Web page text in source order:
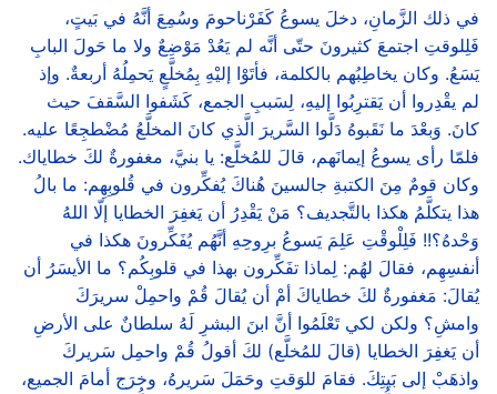
في ذلك الزَّمانِ، دخلَ يسوعُ كَفَرْناحومَ وسُمِعَ أنَّهُ في بَيتٍ،
فَلِلوقتِ اجتمعَ كثيرونَ حتّى أنَّه لم يَعُدْ مَوْضِعٌ ولا ما حَولَ البابِ
يَسَعُ. وكان يخاطِبُهم بالكلمة، فأتَوْا إليْهِ بِمُخلَّعٍ يَحمِلُهُ أربعةٌ. وإذ
لم يقْدِروا أن يَقترِبُوا إليهِ، لِسَببِ الجمع، كَشَفوا السَّقفَ حيث
كانَ. وَبعْدَ ما نَقَبوهُ دَلَّوا السَّريرَ الَّذي كانَ المخلَّعُ مُضْطجِعًا عليه.
فلمّا رأى يسوعُ إيمانَهم، قالَ للمُخلَّع: يا بنيَّ، مغفورةٌ لكَ خطاياك.
وكان قومٌ مِنَ الكتبةِ جالسينَ هُناكَ يُفكِّرون في قُلوبِهِم: ما بالُ
هذا يتكلَّمُ هكذا بالتَّجديف؟ مَنْ يَقْدِرُ أن يَغفِرَ الخطايا إلّا اللهُ
وَحْدهُ؟!! فَلِلْوقْتِ عَلِمَ يَسوعُ برِوحِهِ أنَّهُم يُفَكِّرونَ هكذا في
أنفسِهِم، فقالَ لهُم: لِماذا تفَكِّرون بهذا في قلوبِكُم؟ ما الأيسَرُ أن
يُقالَ: مَغفورةٌ لكَ خطاياكَ أمْ أن يُقالَ قُمْ واحمِلْ سريرَكَ
وامشِ؟ ولكن لكي تَعْلَمُوا أنَّ ابنَ البشرِ لَهُ سلطانٌ على الأرضِ
أن يَغفِرَ الخطايا (قالَ للمُخلَّع) لكَ أقولُ قُمْ واحمِل سَريركَ
واذهَبْ إلى بَيتِكَ. فقامَ للوَقتِ وحَمَلَ سَريرهُ، وخرَج أمامَ الجميع،